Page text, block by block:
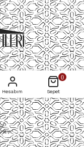
Hesabım
0
Sepet